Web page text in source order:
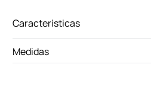
Características
Medidas